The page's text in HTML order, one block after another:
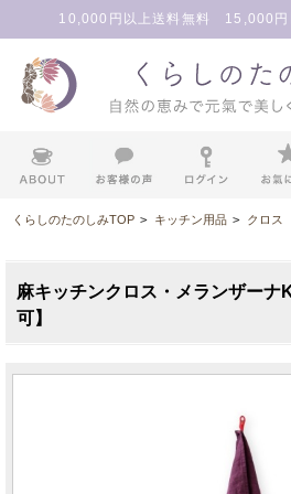
10,000円以上送料無料 15,000円
くらしのたのしみTOP > キッチン用品 > クロス
麻キッチンクロス・メランザーナ
可】